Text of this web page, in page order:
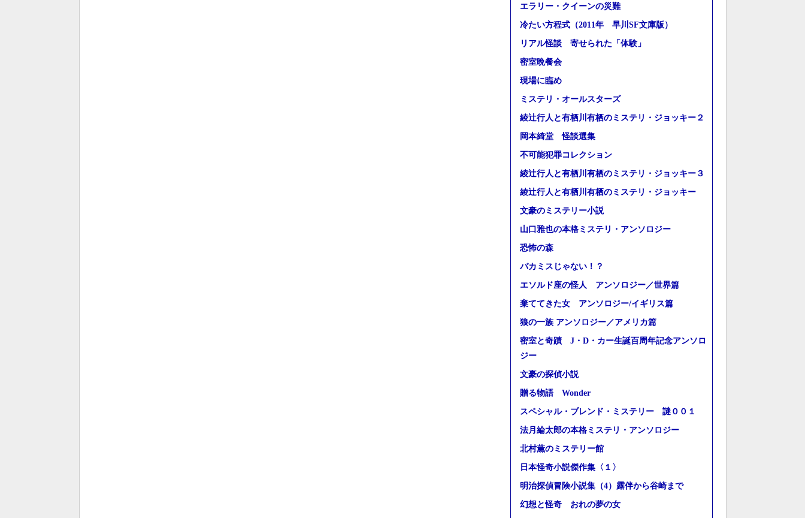
エラリー・クイーンの災難
冷たい方程式（2011年 早川SF文庫版）
リアル怪談 寄せられた「体験」
密室晩餐会
現場に臨め
ミステリ・オールスターズ
綾辻行人と有栖川有栖のミステリ・ジョッキー２
岡本綺堂 怪談選集
不可能犯罪コレクション
綾辻行人と有栖川有栖のミステリ・ジョッキー３
綾辻行人と有栖川有栖のミステリ・ジョッキー
文豪のミステリー小説
山口雅也の本格ミステリ・アンソロジー
恐怖の森
バカミスじゃない！？
エソルド座の怪人 アンソロジー／世界篇
棄ててきた女 アンソロジー/イギリス篇
狼の一族 アンソロジー／アメリカ篇
密室と奇蹟 J・D・カー生誕百周年記念アンソロ
ジー
文豪の探偵小説
贈る物語 Wonder
スペシャル・ブレンド・ミステリー 謎００１
法月綸太郎の本格ミステリ・アンソロジー
北村薫のミステリー館
日本怪奇小説傑作集〈１〉
明治探偵冒険小説集（4）露伴から谷崎まで
幻想と怪奇 おれの夢の女